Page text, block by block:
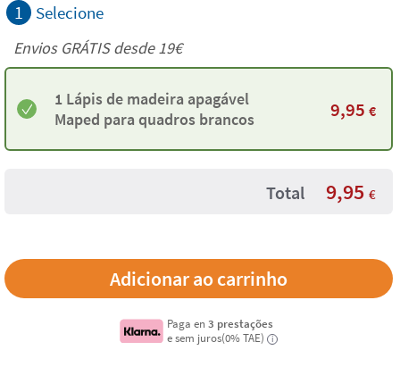
1 Selecione
Envios GRÁTIS desde 19€
1 Lápis de madeira apagável
Maped para quadros brancos
9,95 €
Total 9,95 €
Paga en3 prestações
e sem juros(0% TAE)
i